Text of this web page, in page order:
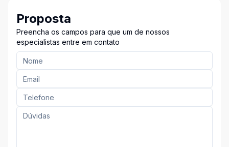
Proposta
Preencha os campos para que um de nossos
especialistas entre em contato